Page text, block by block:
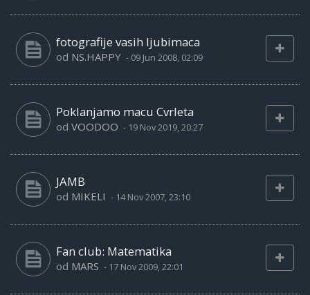
fotografije vasih ljubimaca
od NS.HAPPY - 09 Jun 2008, 02:09
Poklanjamo macu Cvrleta
od VOODOO - 19 Nov 2019, 20:27
JAMB
od MIKELI - 14 Nov 2007, 23:10
Fan club: Matematika
od MARS - 17 Nov 2009, 22:01